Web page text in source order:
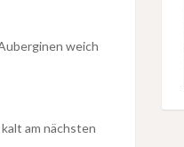
weich
am nächsten